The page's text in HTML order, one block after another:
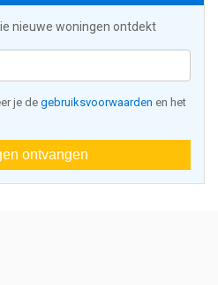
nieuwe woningen ontdekt
je de gebruiksvoorwaarden en het
ontvangen